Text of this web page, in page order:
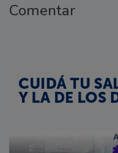
Comentar